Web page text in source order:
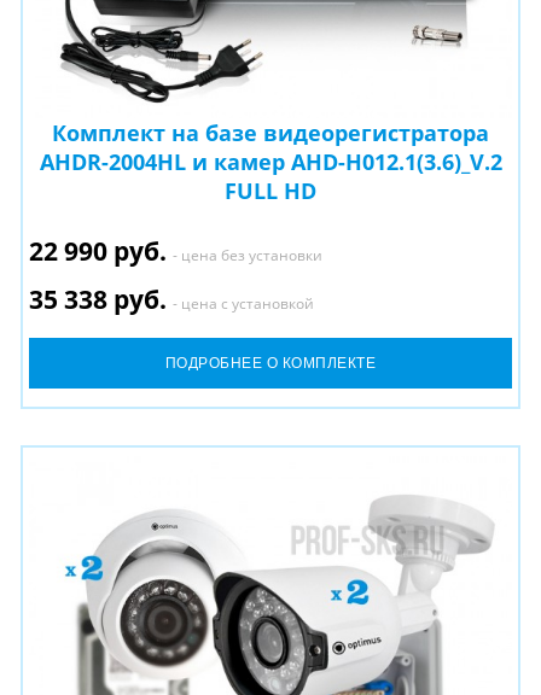
Комплект на базе видеорегистратора
AHDR-2004HL и камер AHD-H012.1(3.6)_V.2
FULL HD
22 990 руб. - цена без установки
35 338 руб. - цена с установкой
ПОДРОБНЕЕ О КОМПЛЕКТЕ